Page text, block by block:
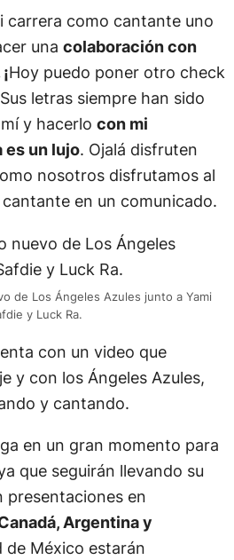
carrera como cantante uno
una colaboración con
Hoy puedo poner otro check
letras siempre han sido
y hacerlo con mi
es un lujo. Ojalá disfruten
nosotros disfrutamos al
cantante en un comunicado.
de Los Ángeles Azules junto a Yami
y Luck Ra.
con un video que
y con los Ángeles Azules,
y cantando.
en un gran momento para
que seguirán llevando su
presentaciones en
Argentina y
de México estarán